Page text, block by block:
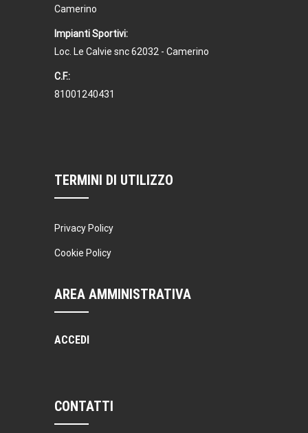
Camerino
Impianti Sportivi:
Loc. Le Calvie snc 62032 - Camerino
C.F.:
81001240431
TERMINI DI UTILIZZO
Privacy Policy
Cookie Policy
AREA AMMINISTRATIVA
ACCEDI
CONTATTI